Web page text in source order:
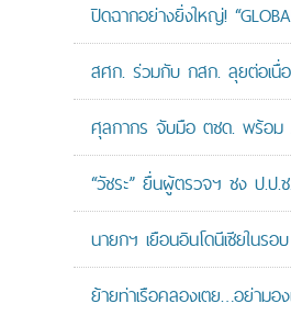
ปิดฉากอย่างยิ่งใหญ่!
สศก. ร่วมกับ กสก. ลุยต่อเนื่
ศุลกากร จับมือ ตชด. พร้อม
“วัชระ” ยื่นผู้ตรวจฯ ชง ป.ป.
นายกฯ เยือนอินโดนีเซียในร
ย้ายท่าเรือคลองเตย…อย่าม